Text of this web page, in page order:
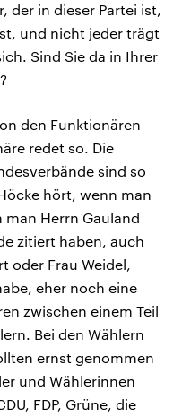
der in dieser Partei ist,
und nicht jeder trägt
Sind Sie da in Ihrer
den Funktionären
redet so. Die
sind so
hört, wenn man
Herrn Gauland
zitiert haben, auch
oder Frau Weidel,
eher noch eine
zwischen einem Teil
Bei den Wählern
ernst genommen
und Wählerinnen
FDP, Grüne, die